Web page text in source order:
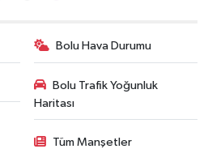
Bolu Hava Durumu
Bolu Trafik Yoğunluk
Haritası
Tüm Manşetler